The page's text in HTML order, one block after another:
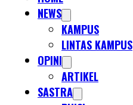
NEWS
KAMPUS
LINTAS KAMPUS
OPINI
ARTIKEL
SASTRA